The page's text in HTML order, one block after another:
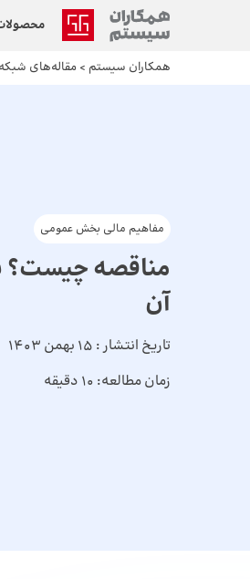
همکاران سیستم > مقاله‌های
مفاهیم مالی بخش عمومی
مناقصه چیست؟
آن
تاریخ انتشار : 15 بهمن 1403
زمان مطالعه: 10 دقیقه